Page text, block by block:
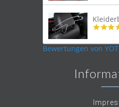
Bewertungen von